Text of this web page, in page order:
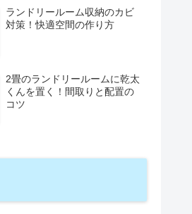
ランドリールーム収納のカビ
対策！快適空間の作り方
2畳のランドリールームに乾太
くんを置く！間取りと配置の
コツ